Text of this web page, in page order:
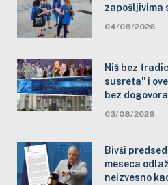
zapošljivima
04/08/2026
Niš bez
susreta” i
bez
03/08/2026
Bivši
meseca
neizvesno